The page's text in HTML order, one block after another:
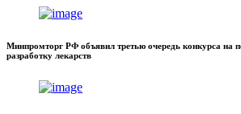
Минпромторг РФ объявил третью очередь конкурса на
разработку лекарств